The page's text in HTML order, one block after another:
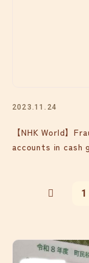
2023.11.24
【NHK World】
accounts in cash
1